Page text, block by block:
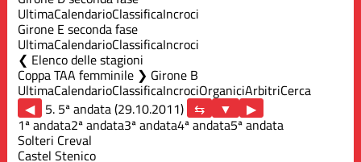
UltimaCalendarioClassificaIncroci
Girone E seconda fase
UltimaCalendarioClassificaIncroci
Elenco delle stagioni
Coppa TAA femminile ❯ Girone B
UltimaCalendarioClassificaIncrociOrganiciArbitriCerca
◀ 5. 5ª andata (29.10.2011)
▶
1ª andata2ª andata3ª andata4ª andata5ª andata
Solteri Creval
Castel Stenico